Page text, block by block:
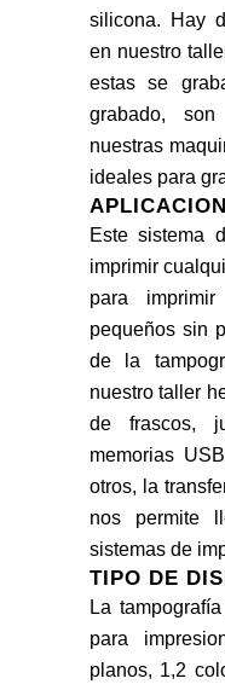
silicona. Hay
en nuestro
estas se
grabado,
nuestras
ideales para
Este sistema
imprimir
para
pequeños sin
de la
nuestro taller
de frascos,
memorias
otros, la
nos permite
sistemas de
TIPO DE
La
para
planos, 1,2